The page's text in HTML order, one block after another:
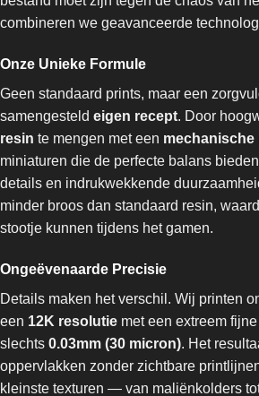
combineren we geavanceerde
Onze Unieke Formule
Geen standaard prints, maar een
samengesteld eigen recept. Door
resin te mengen met een mechanische
miniaturen die de perfecte balans
details en indrukwekkende
minder broos dan standaard resin,
stootje kunnen tijdens het gamen.
Ongeëvenaarde Precisie
Details maken het verschil. Wij printen
een 12K resolutie met een extreem
slechts 0.03mm (30 micron). Het
oppervlakken zonder zichtbare
kleinste texturen — van maliënkolders